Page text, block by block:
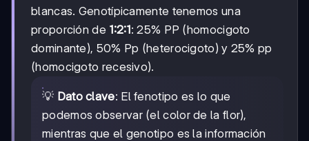
blancas. Genotípicamente tenemos una
proporción de 1:2:1: 25% PP (homocigoto
dominante), 50% Pp (heterocigoto) y 25% pp
(homocigoto recesivo).
💡 Dato clave: El fenotipo es lo que
podemos observar (el color de la flor),
mientras que el genotipo es la información